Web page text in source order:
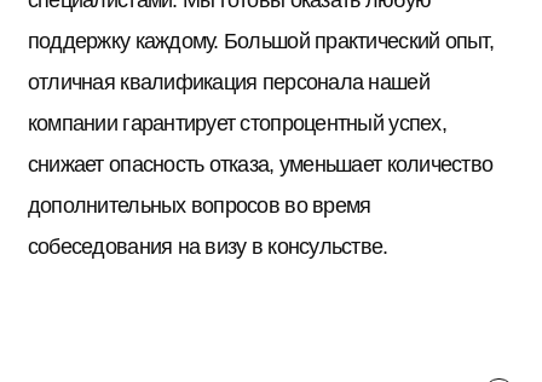
поддержку каждому. Большой практический опыт,
отличная квалификация персонала нашей
компании гарантирует стопроцентный успех,
снижает опасность отказа, уменьшает количество
дополнительных вопросов во время
собеседования на визу в консульстве.